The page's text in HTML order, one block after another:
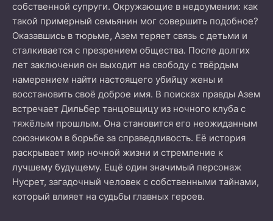
собственной супруги. Окружающие в недоумении: как
такой примерный семьянин мог совершить подобное?
Оказавшись в тюрьме, Азем теряет связь с детьми и
сталкивается с презрением общества. После долгих
лет заключения он выходит на свободу с твёрдым
намерением найти настоящего убийцу жены и
восстановить своё доброе имя. В поисках правды Азем
встречает Дильбер танцовщицу из ночного клуба с
тяжёлым прошлым. Она становится его неожиданным
союзником в борьбе за справедливость. Её история
раскрывает мир ночной жизни и стремление к
лучшему будущему. Ещё один значимый персонаж
Нусрет, загадочный человек с собственными тайнами,
который влияет на судьбы главных героев.